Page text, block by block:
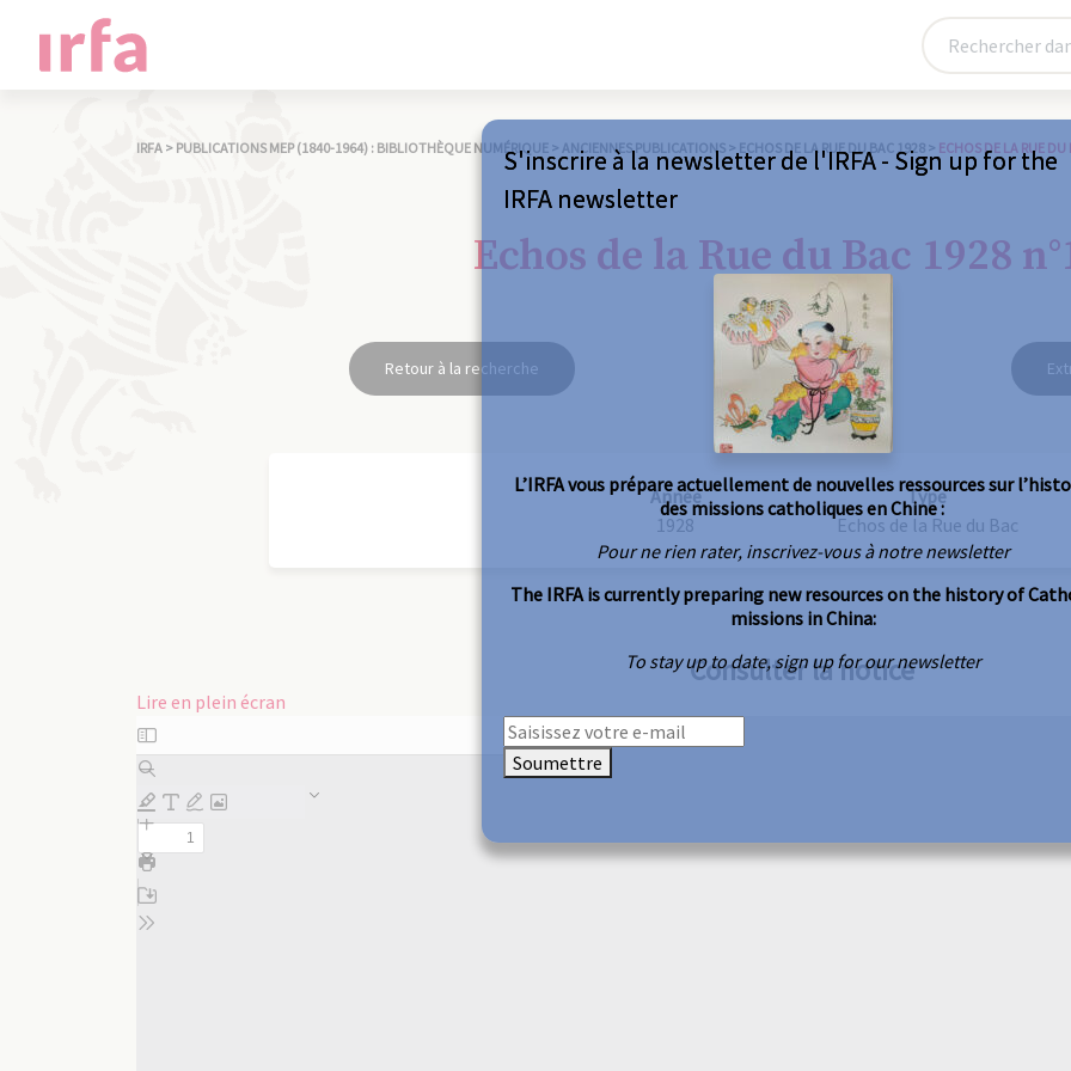
IRFA > PUBLICATIONS MEP (1840-1964) : BIBLIOTHÈQUE NUMÉRIQUE > ANCIENNES PUBLICATIONS > ECHOS DE LA RUE DU BAC 1928 > ECHOS DE LA RUE
Echos de la Rue du Bac 1928
Retour à la recherche
Année
1928
Type
Echos de la Rue du Bac
Consulter la notice
Lire en plein écran
Aller
au
contenu
PDF
S'inscrire à la newsletter de l'IRFA - Sign up for the
IRFA newsletter
L’IRFA vous prépare actuellement de nouvelles ressources sur
des missions catholiques en Chine :
Pour ne rien rater, inscrivez-vous à notre newsletter
The IRFA is currently preparing new resources on the history of
missions in China:
To stay up to date, sign up for our newsletter
Soumettre